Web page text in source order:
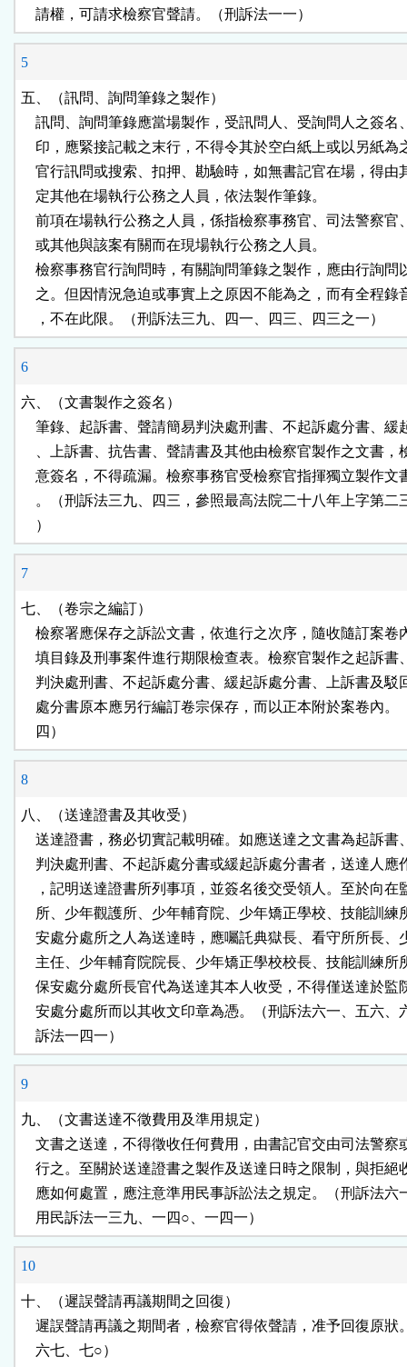
    請權，可請求檢察官聲請。（刑訴法一一）
5
五、（訊問、詢問筆錄之製作）
訊問、詢問筆錄應當場製作，受訊問人、受詢問人之簽名
印，應緊接記載之末行，不得令其於空白紙上或以另紙為
官行訊問或搜索、扣押、勘驗時，如無書記官在場，得由
    定其他在場執行公務之人員，依法製作筆錄。
前項在場執行公務之人員，係指檢察事務官、司法警察官
    或其他與該案有關而在現場執行公務之人員。
檢察事務官行詢問時，有關詢問筆錄之製作，應由行詢問
之。但因情況急迫或事實上之原因不能為之，而有全程錄
    ，不在此限。（刑訴法三九、四一、四三、四三之一）
6
六、（文書製作之簽名）
筆錄、起訴書、聲請簡易判決處刑書、不起訴處分書、緩
、上訴書、抗告書、聲請書及其他由檢察官製作之文書，
意簽名，不得疏漏。檢察事務官受檢察官指揮獨立製作文
。（刑訴法三九、四三，參照最高法院二十八年上字第二
    ）
7
七、（卷宗之編訂）
檢察署應保存之訴訟文書，依進行之次序，隨收隨訂案卷
填目錄及刑事案件進行期限檢查表。檢察官製作之起訴書
判決處刑書、不起訴處分書、緩起訴處分書、上訴書及駁
處分書原本應另行編訂卷宗保存，而以正本附於案卷內。
    四）
8
八、（送達證書及其收受）
送達證書，務必切實記載明確。如應送達之文書為起訴書
判決處刑書、不起訴處分書或緩起訴處分書者，送達人應
，記明送達證書所列事項，並簽名後交受領人。至於向在
所、少年觀護所、少年輔育院、少年矯正學校、技能訓練
安處分處所之人為送達時，應囑託典獄長、看守所所長、
主任、少年輔育院院長、少年矯正學校校長、技能訓練所
保安處分處所長官代為送達其本人收受，不得僅送達於監
安處分處所而以其收文印章為憑。（刑訴法六一、五六、
    訴法一四一）
9
九、（文書送達不徵費用及準用規定）
文書之送達，不得徵收任何費用，由書記官交由司法警察
行之。至關於送達證書之製作及送達日時之限制，與拒絕
應如何處置，應注意準用民事訴訟法之規定。（刑訴法六
    用民訴法一三九、一四○、一四一）
10
十、（遲誤聲請再議期間之回復）
遲誤聲請再議之期間者，檢察官得依聲請，准予回復原狀